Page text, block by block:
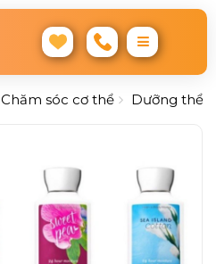
Chăm sóc cơ thể Dưỡng thể